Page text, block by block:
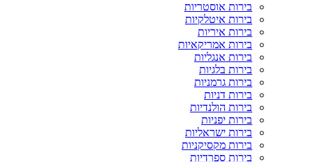
בירות אוסטריות
בירות איטלקיות
בירות איריות
בירות אמריקאיות
בירות אנגליות
בירות בלגיות
בירות גרמניות
בירות דניות
בירות הולנדיות
בירות יפניות
בירות ישראליות
בירות מקסיקניות
בירות ספרדיות